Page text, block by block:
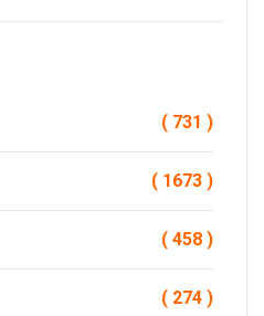
( 731 )
( 1673 )
( 458 )
( 274 )